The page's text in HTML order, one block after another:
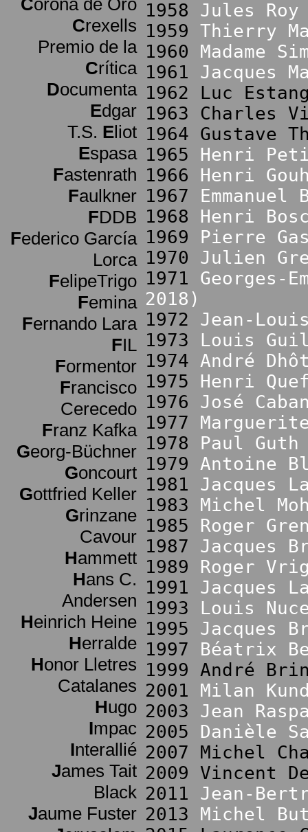
Corona de Oro
Crexells
Premio de la
Crítica
Documenta
Edgar
T.S. Eliot
Espasa
Fastenrath
Faulkner
FDDB
Federico García
Lorca
FelipeTrigo
Femina
Fernando Lara
FIL
Formentor
Francisco
Cerecedo
Franz Kafka
Georg-Büchner
Goncourt
Gottfried Keller
Grinzane
Cavour
Hammett
Hans C.
Andersen
Heinrich Heine
Herralde
Honor Lletres
Catalanes
Hugo
Impac
Interallié
James Tait
Black
Jaume Fuster
1958 Jules
1959 Thierry
1960 Madame
1961 Jacques
1962 Luc
1963 Charles
1964 Gustave
1965 Henri
1966 Henri
1967
1968 Henri
1969 Pierre
1970 Julien
1971 Georges-
2018)
1972 Jean-
1973 Louis
1974 André
1975 Henri
1976 José
1977
1978 Paul
1979 Antoine
1981 Jacques
1983 Michel
1985 Roger
1987 Jacques
1989 Roger
1991 Jacques
1993 Louis
1995 Jacques
1997 Béatrix
1999 André
2001 Milan
2003 Jean
2005 Danièle
2007 Michel
2009 Vincent
2011 Jean-
2013 Michel